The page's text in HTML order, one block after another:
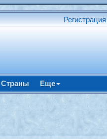
Регистрация
Страны Еще